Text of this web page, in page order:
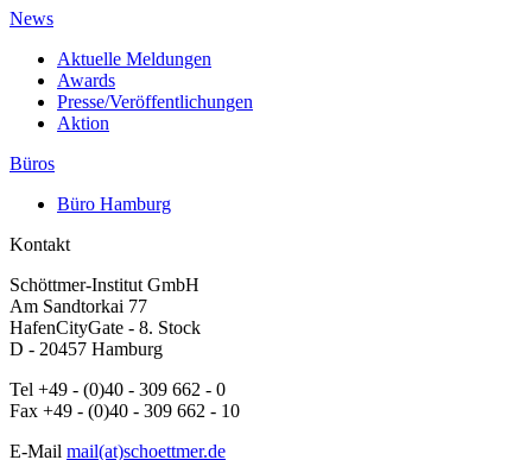
News
Aktuelle Meldungen
Awards
Presse/Veröffentlichungen
Aktion
Büros
Büro Hamburg
Kontakt
Schöttmer-Institut GmbH
Am Sandtorkai 77
HafenCityGate - 8. Stock
D - 20457 Hamburg
Tel +49 - (0)40 - 309 662 - 0
Fax +49 - (0)40 - 309 662 - 10
E-Mail mail(at)schoettmer.de